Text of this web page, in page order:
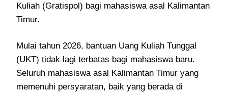
Kuliah (Gratispol) bagi mahasiswa asal Kalimantan
Timur.
Mulai tahun 2026, bantuan Uang Kuliah Tunggal
(UKT) tidak lagi terbatas bagi mahasiswa baru.
Seluruh mahasiswa asal Kalimantan Timur yang
memenuhi persyaratan, baik yang berada di